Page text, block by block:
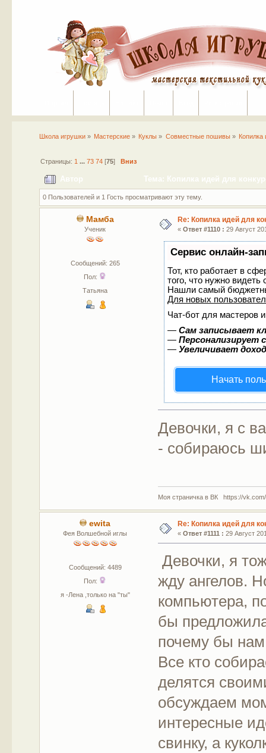
Школа игрушки» Мастерские » Куклы » Совместные пошивы»
Страницы: 1 ... 73 74[75] Вниз
Автор Тема: Копилка идей для
0 Пользователей и 1 Гость просматривают эту тему.
Мамба
Ученик
Сообщений: 265
Пол:
Татьяна
Re: Копилка идей для
« Ответ #1110 : 29 Август
Сервис онлайн-
Тот, кто работает в
того, что нужно
Нашли самый
Для новых
Чат-бот для мастеров
—Сам записывает
—Персонализирует
—Увеличивает
Начать
Девочки, я с
- собираюсь
Моя страничка в ВК https://
ewita
Фея Волшебной иглы
Сообщений: 4489
Пол:
я -Лена ,только на "ты"
Re: Копилка идей для
« Ответ #1111 : 29 Август
Девочки, я
жду ангелов.
компьютера,
бы
почему бы нам
Все кто
делятся
обсуждаем
интересные
свинку, а